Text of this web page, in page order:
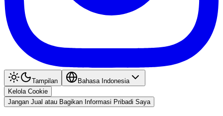
Tampilan
Bahasa Indonesia
Kelola Cookie
Jangan Jual atau Bagikan Informasi Pribadi Saya